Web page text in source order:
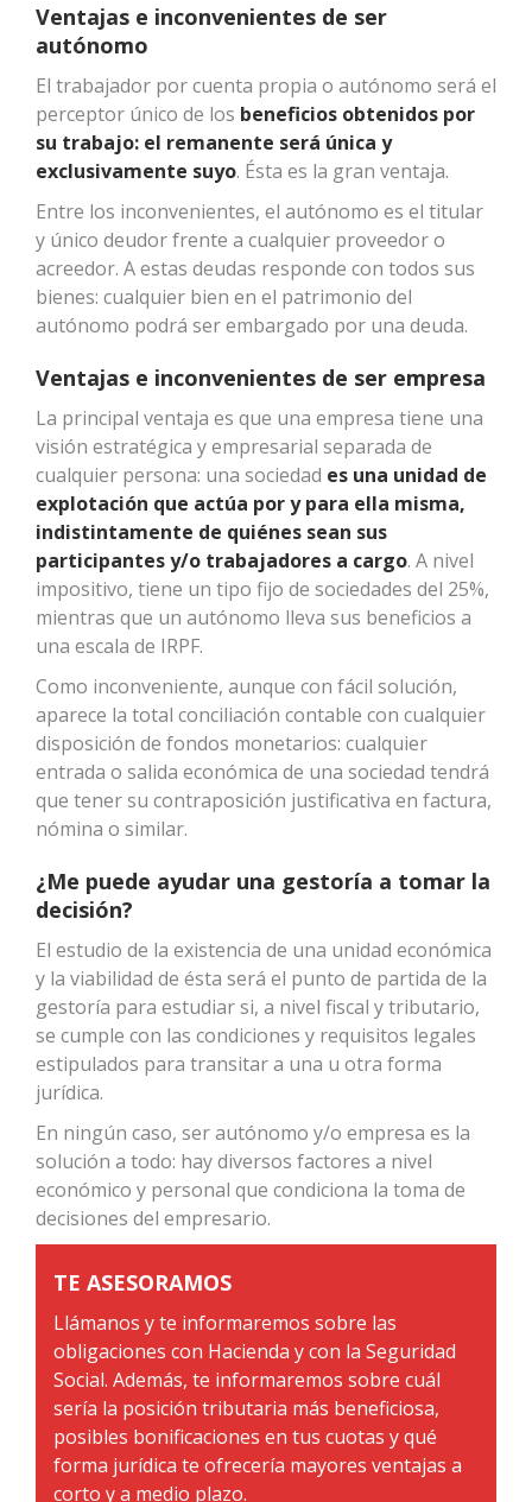
Ventajas e inconvenientes de ser
autónomo
El trabajador por cuenta propia o autónomo será el
perceptor único de los beneficios obtenidos por
su trabajo: el remanente será única y
exclusivamente suyo. Ésta es la gran ventaja.
Entre los inconvenientes, el autónomo es el titular
y único deudor frente a cualquier proveedor o
acreedor. A estas deudas responde con todos sus
bienes: cualquier bien en el patrimonio del
autónomo podrá ser embargado por una deuda.
Ventajas e inconvenientes de ser empresa
La principal ventaja es que una empresa tiene una
visión estratégica y empresarial separada de
cualquier persona: una sociedad es una unidad de
explotación que actúa por y para ella misma,
indistintamente de quiénes sean sus
participantes y/o trabajadores a cargo. A nivel
impositivo, tiene un tipo fijo de sociedades del 25%,
mientras que un autónomo lleva sus beneficios a
una escala de IRPF.
Como inconveniente, aunque con fácil solución,
aparece la total conciliación contable con cualquier
disposición de fondos monetarios: cualquier
entrada o salida económica de una sociedad tendrá
que tener su contraposición justificativa en factura,
nómina o similar.
¿Me puede ayudar una gestoría a tomar la
decisión?
El estudio de la existencia de una unidad económica
y la viabilidad de ésta será el punto de partida de la
gestoría para estudiar si, a nivel fiscal y tributario,
se cumple con las condiciones y requisitos legales
estipulados para transitar a una u otra forma
jurídica.
En ningún caso, ser autónomo y/o empresa es la
solución a todo: hay diversos factores a nivel
económico y personal que condiciona la toma de
decisiones del empresario.
TE ASESORAMOS
Llámanos y te informaremos sobre las
obligaciones con Hacienda y con la Seguridad
Social. Además, te informaremos sobre cuál
sería la posición tributaria más beneficiosa,
posibles bonificaciones en tus cuotas y qué
forma jurídica te ofrecería mayores ventajas a
corto y a medio plazo.